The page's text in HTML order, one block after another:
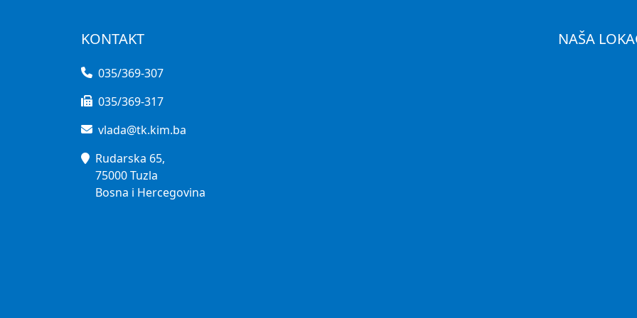
KONTAKT
035/369-307
035/369-317
vlada@tk.kim.ba
Rudarska 65,
75000 Tuzla
Bosna i Hercegovina
NAŠA